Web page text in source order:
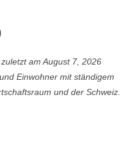
am August 7, 2026
Einwohner mit ständigem
und der Schweiz.